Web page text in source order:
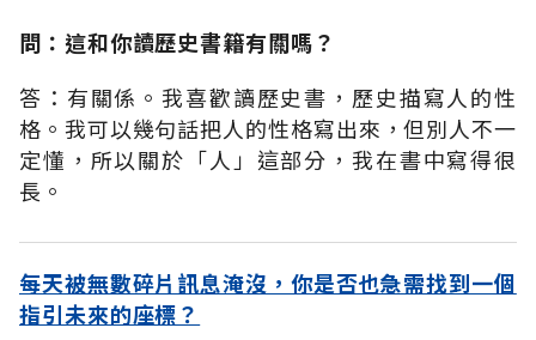
問：這和你讀歷史書籍有關嗎？
答：有關係。我喜歡讀歷史書，歷史描寫人的性
格。我可以幾句話把人的性格寫出來，但別人不一
定懂，所以關於「人」這部分，我在書中寫得很
長。
每天被無數碎片訊息淹沒，你是否也急需找到一個
指引未來的座標？